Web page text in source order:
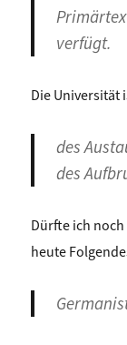
verfügt.
Die Universität
des
des
Dürfte ich
heute